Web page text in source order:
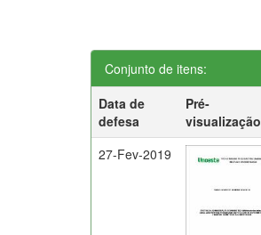
Conjunto de itens:
Data de
defesa
Pré-
visualização
27-Fev-2019